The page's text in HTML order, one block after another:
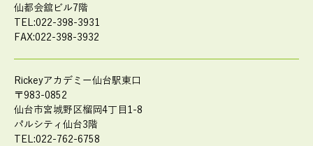
仙都会舘ビル7階
TEL:022-398-3931
FAX:022-398-3932
Rickeyアカデミー仙台駅東口
〒983-0852
仙台市宮城野区榴岡4丁目1-8
パルシティ仙台3階
TEL:022-762-6758